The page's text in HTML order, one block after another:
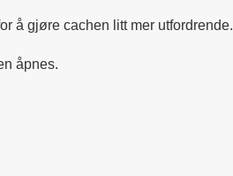
å gjøre cachen litt mer utfordrende.
åpnes.